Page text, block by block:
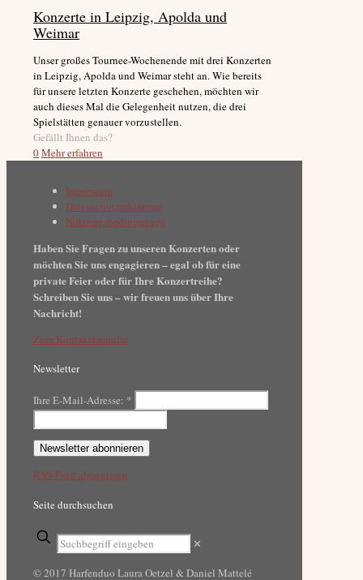
Konzerte in Leipzig, Apolda und
Weimar
Unser großes Tournee-Wochenende mit drei Konzerten
in Leipzig, Apolda und Weimar steht an. Wie bereits
für unsere letzten Konzerte geschehen, möchten wir
auch dieses Mal die Gelegenheit nutzen, die drei
Spielstätten genauer vorzustellen.
Gefällt Ihnen das?
0Mehr erfahren
Impressum
Datenschutzerklärung
Nutzungsbedingungen
Haben Sie Fragen zu unseren Konzerten oder
möchten Sie uns engagieren – egal ob für eine
private Feier oder für Ihre Konzertreihe?
Schreiben Sie uns – wir freuen uns über Ihre
Nachricht!
Zum Kontaktformular
Newsletter
Ihre E-Mail-Adresse: *
RSS-Feed abonnieren
Seite durchsuchen
✕
© 2017 Harfenduo Laura Oetzel & Daniel Mattelé